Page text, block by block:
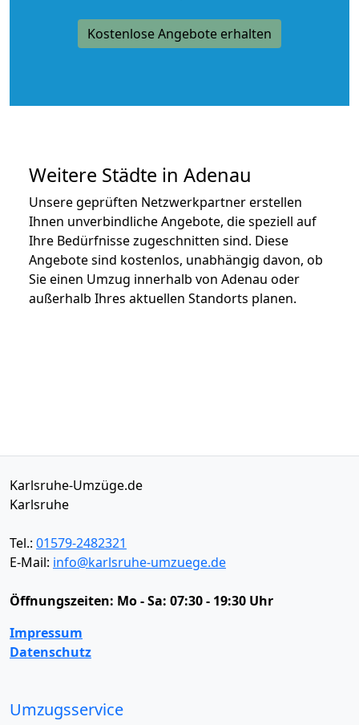
Kostenlose Angebote erhalten
Weitere Städte in Adenau
Unsere geprüften Netzwerkpartner erstellen
Ihnen unverbindliche Angebote, die speziell auf
Ihre Bedürfnisse zugeschnitten sind. Diese
Angebote sind kostenlos, unabhängig davon, ob
Sie einen Umzug innerhalb von Adenau oder
außerhalb Ihres aktuellen Standorts planen.
Karlsruhe-Umzüge.de
Karlsruhe
Tel.: 01579-2482321
E-Mail: info@karlsruhe-umzuege.de
Öffnungszeiten: Mo - Sa: 07:30 - 19:30 Uhr
Impressum
Datenschutz
Umzugsservice